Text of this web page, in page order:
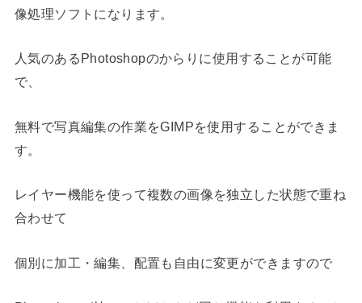
像処理ソフトになります。
人気のあるPhotoshopのからりに使用することが可能
で、
無料で写真編集の作業をGIMPを使用することができま
す。
レイヤー機能を使って複数の画像を独立した状態で重ね
合わせて
個別に加工・編集、配置も自由に変更ができますので